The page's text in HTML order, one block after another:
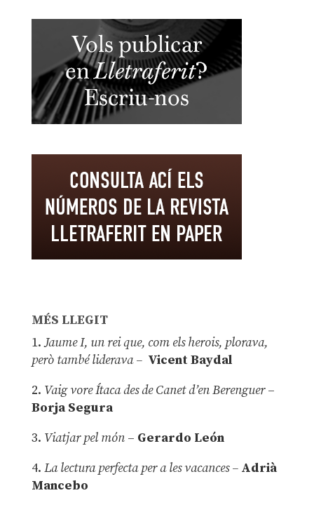
MÉS LLEGIT
1.Jaume I, un rei que, com els herois, plorava,
però també liderava – Vicent Baydal
2. Vaig vore Ítaca des de Canet d’en Berenguer–
Borja Segura
3. Viatjar pel món – Gerardo León
4. La lectura perfecta per a les vacances –Adrià
Mancebo